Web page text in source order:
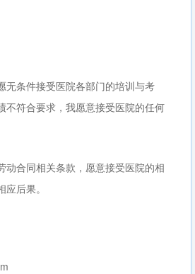
无条件接受医院各部门的培训与考
不符合要求，我愿意接受医院的任何
动合同相关条款，愿意接受医院的相
后果。